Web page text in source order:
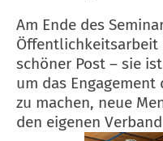
Am Ende des
Öffentlichkeitsarbeit
schöner Post – sie
um das Engagement
zu machen, neue
den eigenen